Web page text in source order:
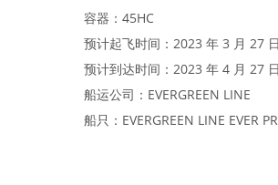
容器：45HC
预计起飞时间：2023 年 3 月 27 日
预计到达时间：2023 年 4 月 27 日
船运公司：EVERGREEN LINE
船只：EVERGREEN LINE EVER